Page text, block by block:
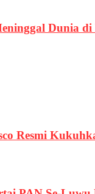
Dunia
Resmi